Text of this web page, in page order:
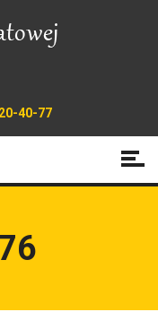
40-77